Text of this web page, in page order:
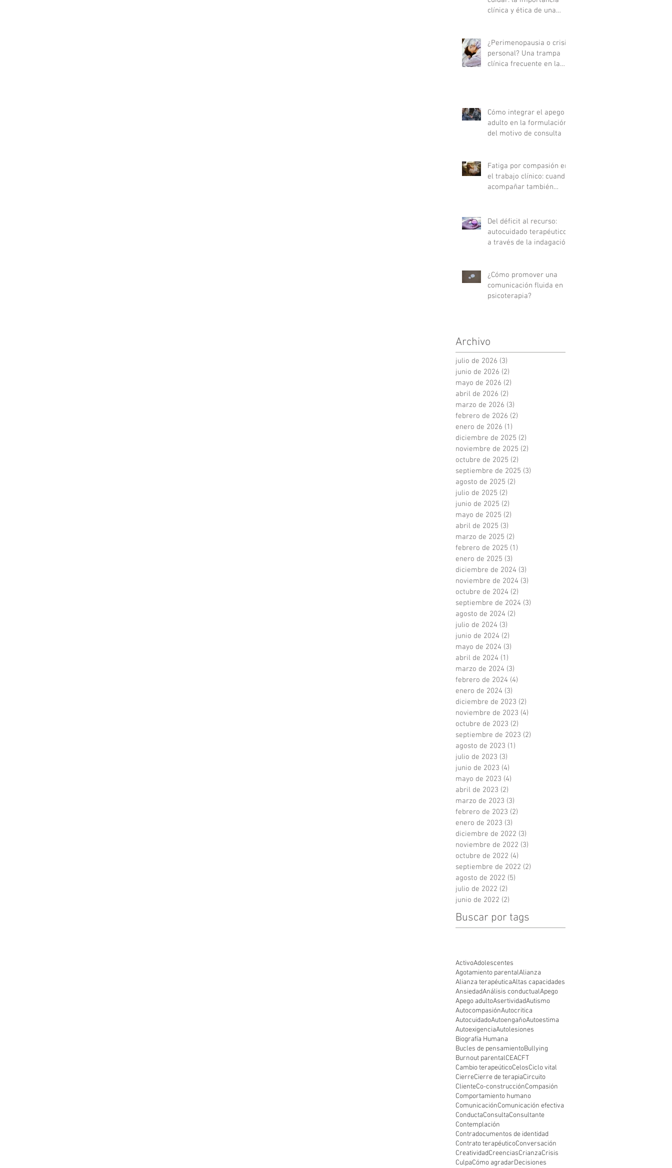
clínica y ética de una
¿Perimenopausia o crisis
personal? Una trampa
clínica frecuente en la
Cómo integrar el apego
adulto en la formulación
del motivo de consulta
Fatiga por compasión en
el trabajo clínico: cuando
acompañar también
Del déficit al recurso:
autocuidado terapéutico
a través de la indagación
¿Cómo promover una
comunicación fluida en
psicoterapia?
Archivo
julio de 2026 (3)
junio de 2026 (2)
mayo de 2026 (2)
abril de 2026 (2)
marzo de 2026 (3)
febrero de 2026 (2)
enero de 2026 (1)
diciembre de 2025 (2)
noviembre de 2025 (2)
octubre de 2025 (2)
septiembre de 2025 (3)
agosto de 2025 (2)
julio de 2025 (2)
junio de 2025 (2)
mayo de 2025 (2)
abril de 2025 (3)
marzo de 2025 (2)
febrero de 2025 (1)
enero de 2025 (3)
diciembre de 2024 (3)
noviembre de 2024 (3)
octubre de 2024 (2)
septiembre de 2024 (3)
agosto de 2024 (2)
julio de 2024 (3)
junio de 2024 (2)
mayo de 2024 (3)
abril de 2024 (1)
marzo de 2024 (3)
febrero de 2024 (4)
enero de 2024 (3)
diciembre de 2023 (2)
noviembre de 2023 (4)
octubre de 2023 (2)
septiembre de 2023 (2)
agosto de 2023 (1)
julio de 2023 (3)
junio de 2023 (4)
mayo de 2023 (4)
abril de 2023 (2)
marzo de 2023 (3)
febrero de 2023 (2)
enero de 2023 (3)
diciembre de 2022 (3)
noviembre de 2022 (3)
octubre de 2022 (4)
septiembre de 2022 (2)
agosto de 2022 (5)
julio de 2022 (2)
junio de 2022 (2)
Buscar por tags
ActivoAdolescentes
Agotamiento parentalAlianza
Alianza terapéuticaAltas capacidades
AnsiedadAnálisis conductualApego
Apego adultoAsertividadAutismo
AutocompasiónAutocritica
AutocuidadoAutoengañoAutoestima
AutoexigenciaAutolesiones
Biografía Humana
Bucles de pensamientoBullying
Burnout parentalCEACFT
Cambio terapeúticoCelosCiclo vital
CierreCierre de terapiaCircuito
ClienteCo-construcciónCompasión
Comportamiento humano
ComunicaciónComunicación efectiva
ConductaConsultaConsultante
Contemplación
Contradocumentos de identidad
Contrato terapéuticoConversación
CreatividadCreenciasCrianzaCrisis
CulpaCómo agradarDecisiones